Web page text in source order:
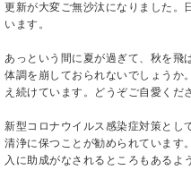
更新が大変ご無沙汰になりました。
います。
あっという間に夏が過ぎて、秋を飛
体調を崩しておられないでしょうか
え続けています。どうぞご自愛くだ
新型コロナウイルス感染症対策とし
清浄に保つことが勧められています
入に助成がなされるところもあるよ